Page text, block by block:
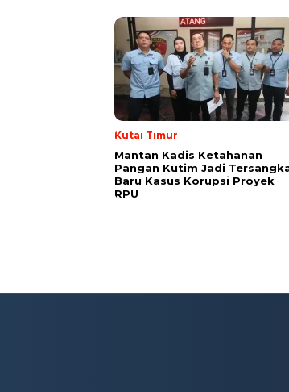
Kutai Timur
Mantan Kadis Ketahanan
Pangan Kutim Jadi
Baru Kasus Korupsi Proyek
RPU